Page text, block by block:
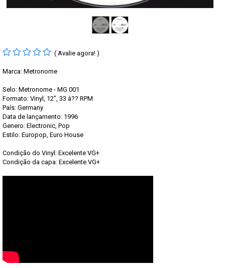
( Avalie agora! )
Marca: Metronome
Selo: Metronome - MG 001
Formato: Vinyl, 12", 33 â?? RPM
País: Germany
Data de lançamento: 1996
Genero: Electronic, Pop
Estilo: Europop, Euro House
Condição do Vinyl: Excelente VG+
Condição da capa: Excelente VG+